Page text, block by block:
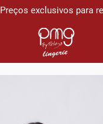
Preços exclusivos para
Pague em até 5x